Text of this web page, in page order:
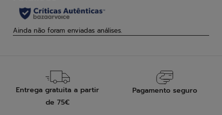
Entrega gratuita a partir
de 75€
Pagamento seguro